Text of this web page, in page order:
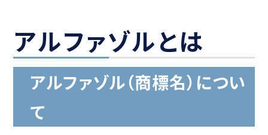
アルファゾルとは
アルファゾル（商標名）につい
て